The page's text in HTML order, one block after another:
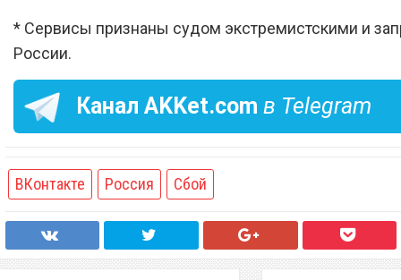
* Сервисы признаны судом экстремистскими и
России.
Канал AKKet.com в Telegram
ВКонтакте Россия Сбой